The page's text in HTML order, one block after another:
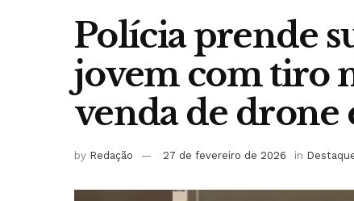
Polícia prende
jovem com tiro
venda de drone
by Redação 27 de fevereiro de 2026 in